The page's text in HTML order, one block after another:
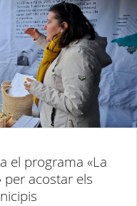
el programa «La
per acostar els